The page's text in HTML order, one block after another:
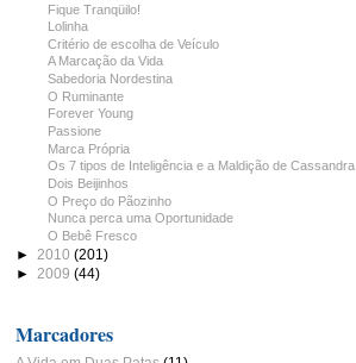
Fique Tranqüilo!
Lolinha
Critério de escolha de Veículo
A Marcação da Vida
Sabedoria Nordestina
O Ruminante
Forever Young
Passione
Marca Própria
Os 7 tipos de Inteligência e a Maldição de Cassandra
Dois Beijinhos
O Preço do Pãozinho
Nunca perca uma Oportunidade
O Bebê Fresco
► 2010 (201)
► 2009 (44)
Marcadores